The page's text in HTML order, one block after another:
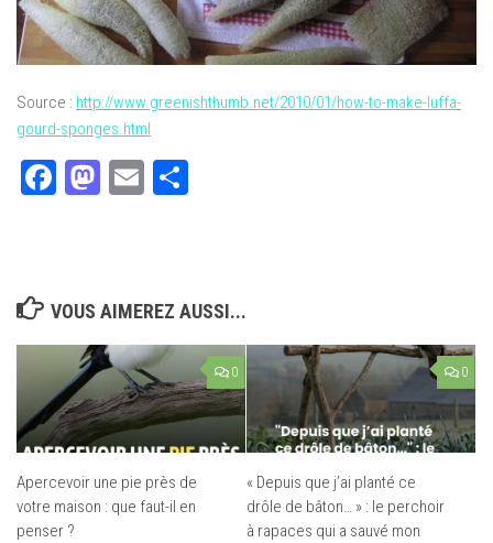
Source : http://www.greenishthumb.net/2010/01/how-to-make-luffa-
gourd-sponges.html
Facebook
Mastodon
Email
VOUS AIMEREZ AUSSI...
0
Apercevoir une pie près de
votre maison : que faut-il en
penser ?
0
« Depuis que j’ai planté ce
drôle de bâton… » : le perchoir
à rapaces qui a sauvé mon